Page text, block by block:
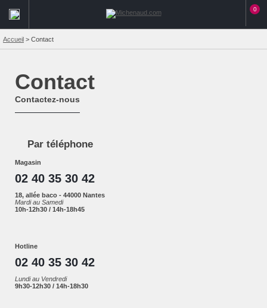
0
Accueil > Contact
Contact
Contactez-nous
Par téléphone
Magasin
02 40 35 30 42
18, allée baco - 44000 Nantes
Mardi au Samedi
10h-12h30 / 14h-18h45
Hotline
02 40 35 30 42
Lundi au Vendredi
9h30-12h30 / 14h-18h30